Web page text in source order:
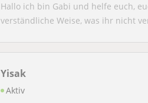
Hallo ich bin Gabi und helfe euch,
verständliche Weise, was ihr nicht
Yisak
Aktiv